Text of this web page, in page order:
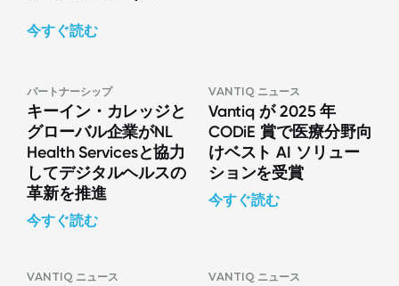
今すぐ読む
パートナーシップ
キーイン・カレッジと
グローバル企業がNL
Health Servicesと協力
してデジタルヘルスの
革新を推進
今すぐ読む
VANTIQ ニュース
Vantiq が 2025 年
CODiE 賞で医療分野向
けベスト AI ソリュー
ションを受賞
今すぐ読む
VANTIQ ニュース VANTIQ ニュース